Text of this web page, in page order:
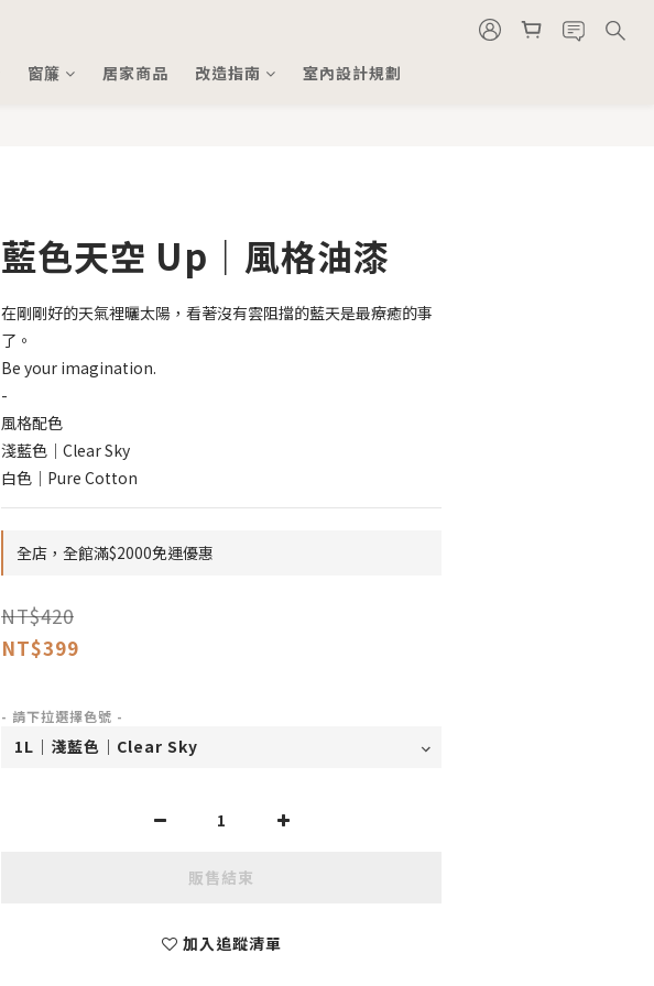
窗簾 居家商品 改造指南 室內設計規劃
藍色天空 Up｜風格油漆
在剛剛好的天氣裡曬太陽，看著沒有雲阻擋的藍天是最療癒的事
了。
Be your imagination.
-
風格配色
淺藍色｜Clear Sky
白色｜Pure Cotton
全店，全館滿$2000免運優惠
NT$420
NT$399
- 請下拉選擇色號 -
販售結束
加入追蹤清單